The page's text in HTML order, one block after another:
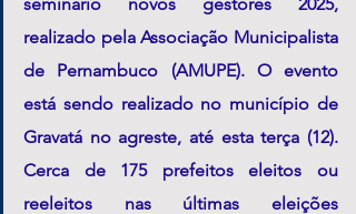
realizado pela Associação Municipalista
de Pernambuco (AMUPE). O evento
está sendo realizado no município de
Gravatá no agreste, até esta terça (12).
Cerca de 175 prefeitos eleitos ou
reeleitos nas últimas eleições